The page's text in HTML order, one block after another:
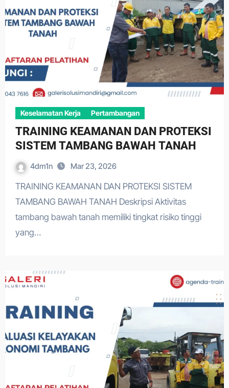
Keselamatan Kerja Pertambangan
TRAINING KEAMANAN DAN PROTEKSI
SISTEM TAMBANG BAWAH TANAH
4dm1n Mar 23, 2026
TRAINING KEAMANAN DAN PROTEKSI SISTEM
TAMBANG BAWAH TANAH Deskripsi Aktivitas
tambang bawah tanah memiliki tingkat risiko tinggi
yang…